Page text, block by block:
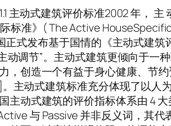
主动式建筑评价标准2002 年， 主
准》( The Active
式发布基于国情的《主动式建
动调节”。主动式建筑更倾向于
，创造一个有益于身心健康、节
主动式建筑标准充分体现了以人
主动式建筑的评价指标体系由 4
与 Passive 并非反义词，其